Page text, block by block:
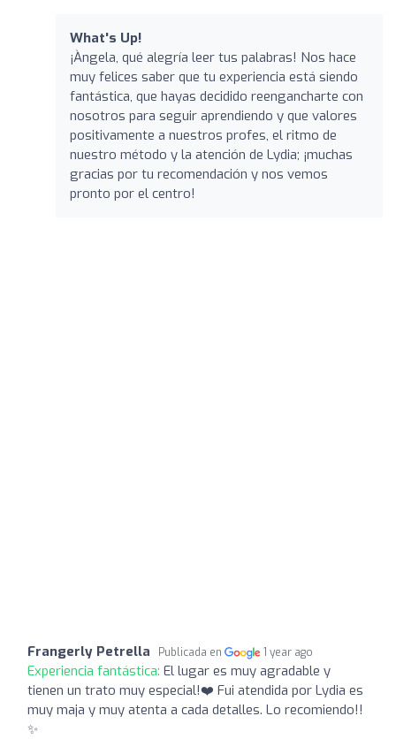
What's Up!
¡Àngela, qué alegría leer tus palabras! Nos hace
muy felices saber que tu experiencia está siendo
fantástica, que hayas decidido reengancharte con
nosotros para seguir aprendiendo y que valores
positivamente a nuestros profes, el ritmo de
nuestro método y la atención de Lydia; ¡muchas
gracias por tu recomendación y nos vemos
pronto por el centro!
Frangerly Petrella Publicada en 1 year ago
Experiencia fantástica: El lugar es muy agradable y
tienen un trato muy especial!❤️ Fui atendida por Lydia es
muy maja y muy atenta a cada detalles. Lo recomiendo!!
✨